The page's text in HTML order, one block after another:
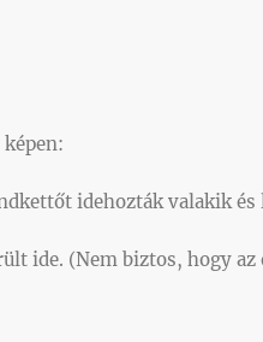
idehozták valakik
ide. (Nem biztos, hogy az